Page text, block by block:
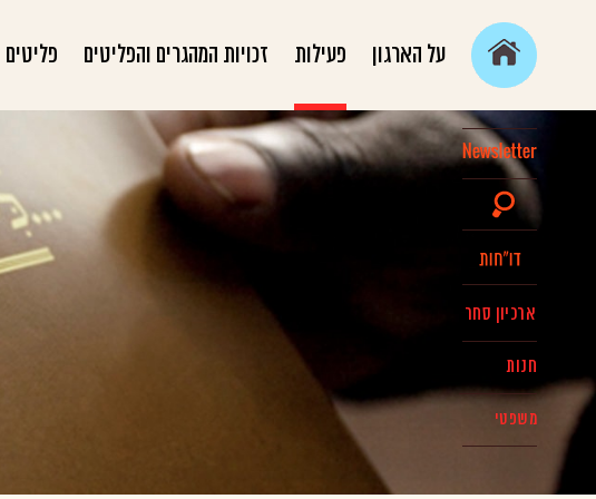
ארכיון סחר
חנות
משפטי
על הארגון פעילות זכויות המהגרים והפליטים פליטים